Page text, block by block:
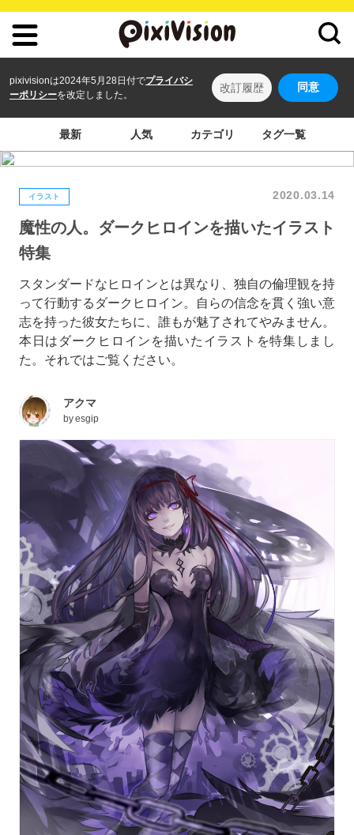
pixivisionは2024年5月28日付でプライバシ
ーポリシーを改定しました。
改訂履歴 同意
最新 人気 カテゴリ タグ一覧
イラスト 2020.03.14
魔性の人。ダークヒロインを描いたイラスト
特集
スタンダードなヒロインとは異なり、独自の倫理観を持
って行動するダークヒロイン。自らの信念を貫く強い意
志を持った彼女たちに、誰もが魅了されてやみません。
本日はダークヒロインを描いたイラストを特集しまし
た。それではご覧ください。
アクマ
byesgip